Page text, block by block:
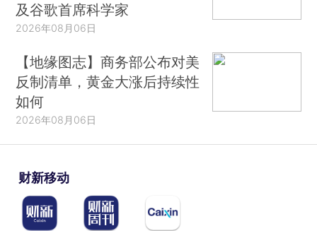
及谷歌首席科学家
2026年08月06日
【地缘图志】商务部公布对美
反制清单，黄金大涨后持续性
如何
2026年08月06日
财新移动